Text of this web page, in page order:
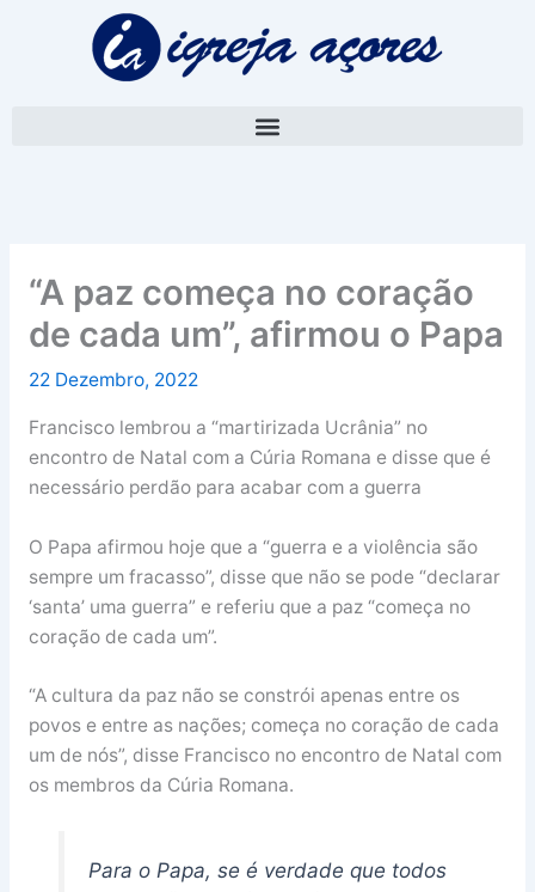
“A paz começa no coração
de cada um”, afirmou o Papa
22 Dezembro, 2022
Francisco lembrou a “martirizada Ucrânia” no
encontro de Natal com a Cúria Romana e disse que é
necessário perdão para acabar com a guerra
O Papa afirmou hoje que a “guerra e a violência são
sempre um fracasso”, disse que não se pode “declarar
‘santa’ uma guerra” e referiu que a paz “começa no
coração de cada um”.
“A cultura da paz não se constrói apenas entre os
povos e entre as nações; começa no coração de cada
um de nós”, disse Francisco no encontro de Natal com
os membros da Cúria Romana.
Para o Papa, se é verdade que todos